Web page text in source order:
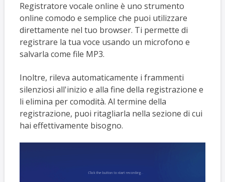
Registratore vocale online è uno strumento
online comodo e semplice che puoi utilizzare
direttamente nel tuo browser. Ti permette di
registrare la tua voce usando un microfono e
salvarla come file MP3.
Inoltre, rileva automaticamente i frammenti
silenziosi all'inizio e alla fine della registrazione e
li elimina per comodità. Al termine della
registrazione, puoi ritagliarla nella sezione di cui
hai effettivamente bisogno.